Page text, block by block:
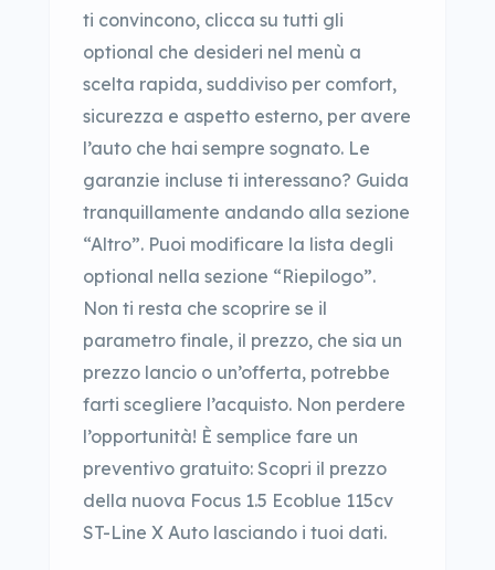
ti convincono, clicca su tutti gli
optional che desideri nel menù a
scelta rapida, suddiviso per comfort,
sicurezza e aspetto esterno, per avere
l’auto che hai sempre sognato. Le
garanzie incluse ti interessano? Guida
tranquillamente andando alla sezione
“Altro”. Puoi modificare la lista degli
optional nella sezione “Riepilogo”.
Non ti resta che scoprire se il
parametro finale, il prezzo, che sia un
prezzo lancio o un’offerta, potrebbe
farti scegliere l’acquisto. Non perdere
l’opportunità! È semplice fare un
preventivo gratuito: Scopri il prezzo
della nuova Focus 1.5 Ecoblue 115cv
ST-Line X Auto lasciando i tuoi dati.